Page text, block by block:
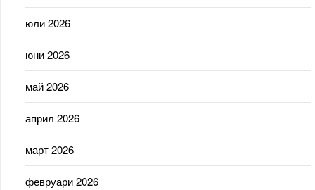
юли 2026
юни 2026
май 2026
април 2026
март 2026
февруари 2026